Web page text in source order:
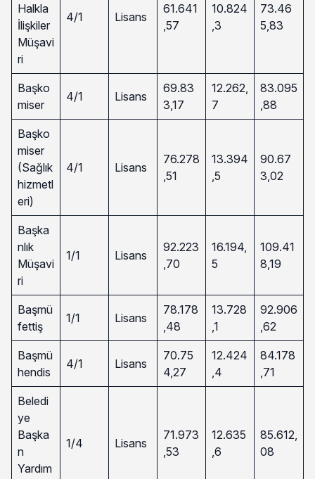
Halkla
İlişkiler
Müşavi
ri
4/1 Lisans
61.641
,57
10.824
,3
73.46
5,83
Başko
miser
4/1 Lisans
69.83
3,17
12.262,
7
83.095
,88
Başko
miser
(Sağlık
hizmetl
eri)
4/1 Lisans
76.278
,51
13.394
,5
90.67
3,02
Başka
nlık
Müşavi
ri
1/1 Lisans
92.223
,70
16.194,
5
109.41
8,19
Başmü
fettiş
1/1 Lisans
78.178
,48
13.728
,1
92.906
,62
Başmü
hendis
4/1 Lisans
70.75
4,27
12.424
,4
84.178
,71
Beledi
ye
Başka
n
Yardım
1/4 Lisans
71.973
,53
12.635
,6
85.612,
08